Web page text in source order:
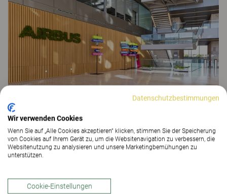
Airbus
ARBEITSPLATZLÖSUNGEN
Datenschutzbestimmungen
Wir verwenden Cookies
Wenn Sie auf „Alle Cookies akzeptieren“ klicken, stimmen Sie der Speicherung
von Cookies auf Ihrem Gerät zu, um die Websitenavigation zu verbessern, die
Websitenutzung zu analysieren und unsere Marketingbemühungen zu
unterstützen.
Cookie-Einstellungen